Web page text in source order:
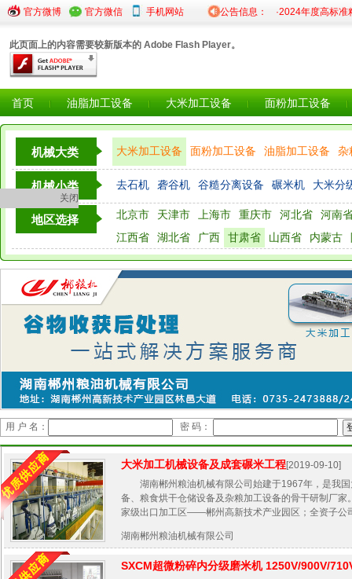
官方微博 官方微信 手机网站 公告信息：
·关于2025年度粮食仓储设... ·陕西省粮食和物资储备局... ·2024年度高标准粮
此页面上的内容需要较新版本的 Adobe Flash Player。
首页 油脂加工设备 大米加工设备 面粉加工设备
机械大类 大米加工设备 面粉加工设备 油脂加工设备 杂
粮油检测仪器设备
机械小类 去石机 砻谷机 谷糙分离设备 碾米机 大米分
地区选择 北京市 天津市 上海市 重庆市 河北省
河南
江西省
湖北省 广西 甘肃省 山西省 内蒙古
用 户 名： 密 码：
大米加工机械设备及成套碾米工程[2019-09-10]
湖南郴州粮油机械有限公司始建于1967年，是我国
备、粮食烘干仓储设备及杂粮加工设备的骨干研制厂家
家级出口加工区——郴州高新技术产业园区；全资子公
湖南郴州粮油机械有限公司
SXCM超微粉碎内分级磨米机 1250V/900V/
关闭